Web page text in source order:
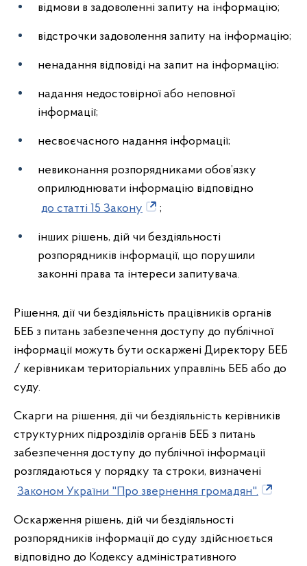
відмови в задоволенні запиту на інформацію;
відстрочки задоволення запиту на інформацію;
ненадання відповіді на запит на інформацію;
надання недостовірної або неповної
інформації;
несвоєчасного надання інформації;
невиконання розпорядниками обов’язку
оприлюднювати інформацію відповідно
до статті 15 Закону
;
інших рішень, дій чи бездіяльності
розпорядників інформації, що порушили
законні права та інтереси запитувача.
Рішення, дії чи бездіяльність працівників органів
БЕБ з питань забезпечення доступу до публічної
інформації можуть бути оскаржені Директору БЕБ
/ керівникам територіальних управлінь БЕБ або до
суду.
Скарги на рішення, дії чи бездіяльність керівників
структурних підрозділів органів БЕБ з питань
забезпечення доступу до публічної інформації
розглядаються у порядку та строки, визначені
Законом України "Про звернення громадян".
Оскарження рішень, дій чи бездіяльності
розпорядників інформації до суду здійснюється
відповідно до Кодексу адміністративного